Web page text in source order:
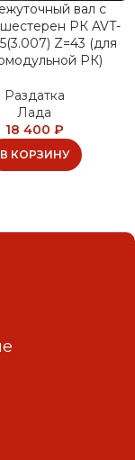
вал с
РК AVT-
Z=43 (для
РК)
Раздатка
Лада
18 400 ₽
В КОРЗИНУ